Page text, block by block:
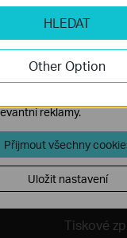
Tiskové
HLEDAT
Other Option
cookies
pro nám umožňují
webových stránkách
jejich funkčnosti.
cookie mohou
reklamy.
Přijmout všechny
Uložit nastavení